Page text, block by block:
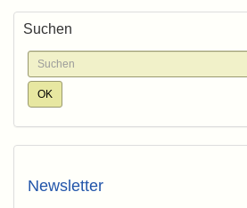
Suchen
Newsletter